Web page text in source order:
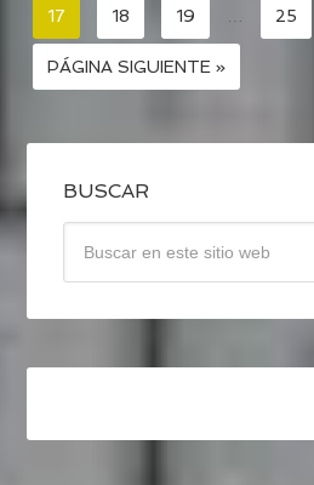
17 18 19 … 25
PÁGINA SIGUIENTE »
BUSCAR